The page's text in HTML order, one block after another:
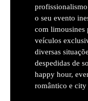
o seu evento
com limousines
veículos
diversas
despedidas de
happy hour,
romântico e city